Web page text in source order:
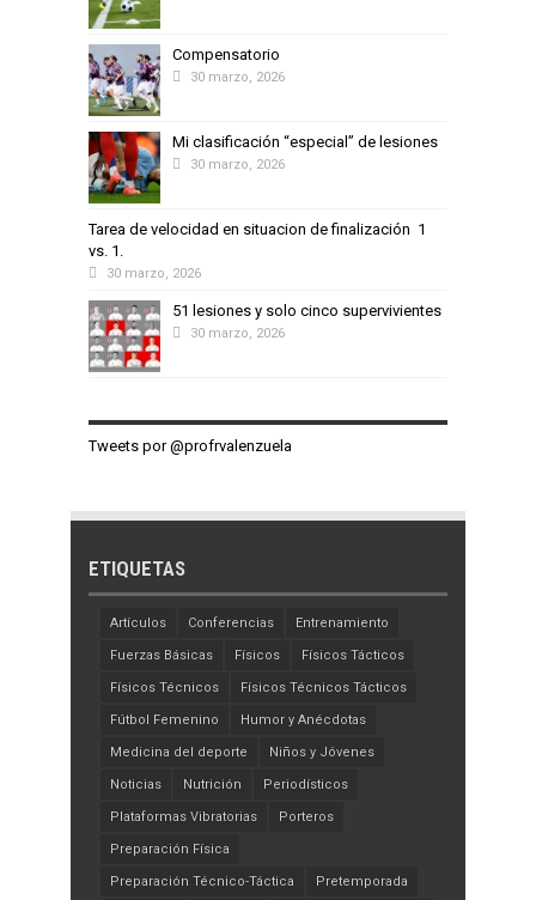
Compensatorio
30 marzo, 2026
Mi clasificación “especial” de lesiones
30 marzo, 2026
Tarea de velocidad en situacion de finalización 1
vs. 1.
30 marzo, 2026
51 lesiones y solo cinco supervivientes
30 marzo, 2026
Tweets por @profrvalenzuela
ETIQUETAS
Artículos Conferencias Entrenamiento
Fuerzas Básicas Físicos Físicos Tácticos
Físicos Técnicos Físicos Técnicos Tácticos
Fútbol Femenino Humor y Anécdotas
Medicina del deporte Niños y Jóvenes
Noticias Nutrición Periodísticos
Plataformas Vibratorias Porteros
Preparación Física
Preparación Técnico-Táctica Pretemporada